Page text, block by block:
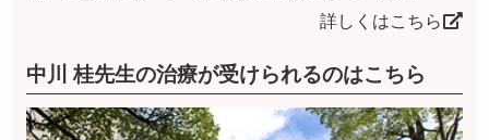
詳しくはこちら
中川 桂先生の治療が受けられるのはこちら